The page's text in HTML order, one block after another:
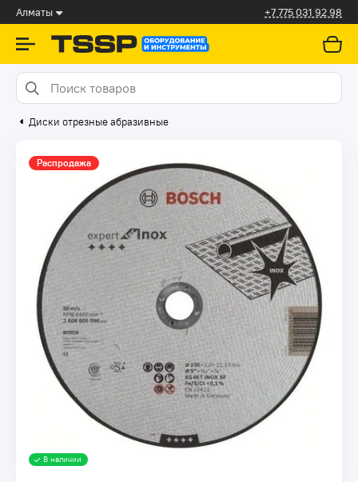
Алматы +7 775 031 92 98
Диски отрезные абразивные
В наличии
Распродажа